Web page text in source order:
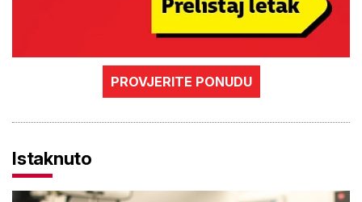
PROVJERITE PONUDU
Istaknuto